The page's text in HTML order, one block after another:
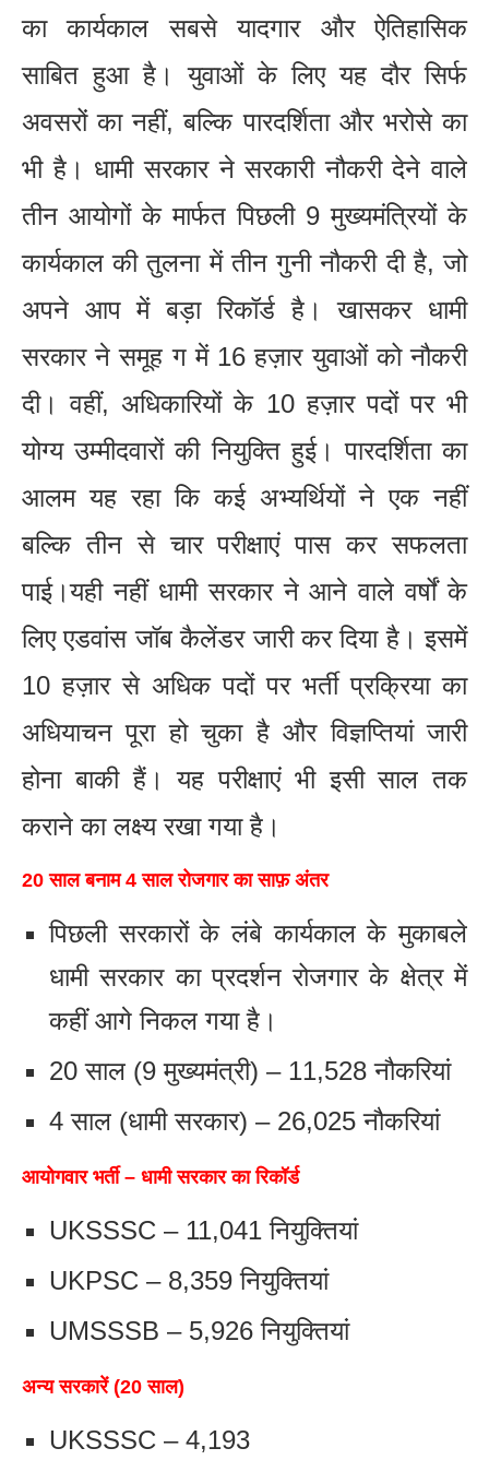
का कार्यकाल सबसे यादगार और ऐतिहासिक
साबित हुआ है। युवाओं के लिए यह दौर सिर्फ
अवसरों का नहीं, बल्कि पारदर्शिता और भरोसे का
भी है। धामी सरकार ने सरकारी नौकरी देने वाले
तीन आयोगों के मार्फत पिछली 9 मुख्यमंत्रियों के
कार्यकाल की तुलना में तीन गुनी नौकरी दी है, जो
अपने आप में बड़ा रिकॉर्ड है। खासकर धामी
सरकार ने समूह ग में 16 हज़ार युवाओं को नौकरी
दी। वहीं, अधिकारियों के 10 हज़ार पदों पर भी
योग्य उम्मीदवारों की नियुक्ति हुई। पारदर्शिता का
आलम यह रहा कि कई अभ्यर्थियों ने एक नहीं
बल्कि तीन से चार परीक्षाएं पास कर सफलता
पाई।यही नहीं धामी सरकार ने आने वाले वर्षों के
लिए एडवांस जॉब कैलेंडर जारी कर दिया है। इसमें
10 हज़ार से अधिक पदों पर भर्ती प्रक्रिया का
अधियाचन पूरा हो चुका है और विज्ञप्तियां जारी
होना बाकी हैं। यह परीक्षाएं भी इसी साल तक
कराने का लक्ष्य रखा गया है।
20 साल बनाम 4 साल रोजगार का साफ़ अंतर
पिछली सरकारों के लंबे कार्यकाल के मुकाबले
धामी सरकार का प्रदर्शन रोजगार के क्षेत्र में
कहीं आगे निकल गया है।
20 साल (9 मुख्यमंत्री) – 11,528 नौकरियां
4 साल (धामी सरकार) – 26,025 नौकरियां
आयोगवार भर्ती – धामी सरकार का रिकॉर्ड
UKSSSC – 11,041 नियुक्तियां
UKPSC – 8,359 नियुक्तियां
UMSSSB – 5,926 नियुक्तियां
अन्य सरकारें (20 साल)
UKSSSC – 4,193